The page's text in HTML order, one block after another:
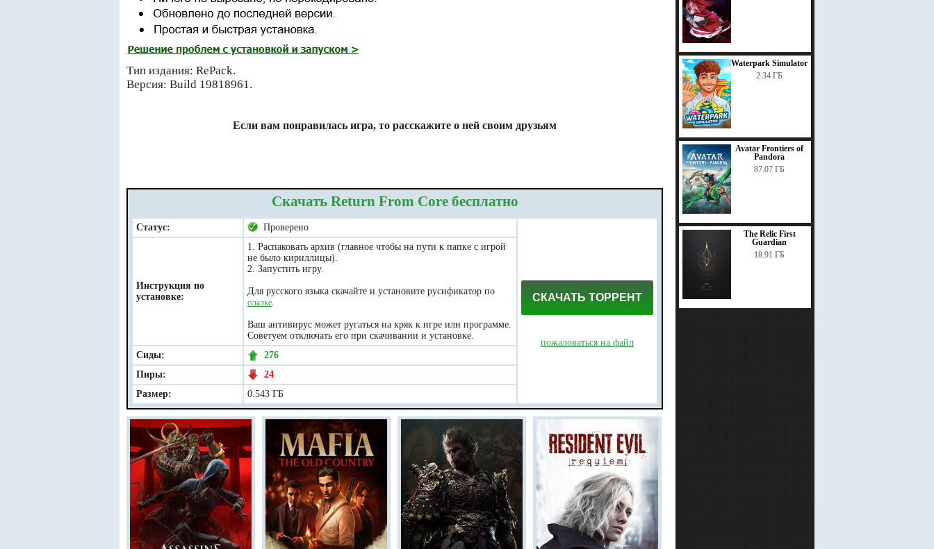
Тип издания: RePack.
Версия: Build 19818961.
Если вам понравилась игра, то расскажите о ней своим друзьям
Скачать Return From Core бесплатно
Статус: Проверено
СКАЧАТЬ ТОРРЕНТ
пожаловаться на файл
Инструкция по
установке:
1. Распаковать архив (главное чтобы на пути к папке с игрой
не было кириллицы).
2. Запустить игру.
Для русского языка скачайте и установите русификатор по
ссылке.
Ваш антивирус может ругаться на кряк к игре или программе.
Советуем отключать его при скачивании и установке.
Сиды:
276
Пиры:
24
Размер:
0.543 ГБ
Waterpark Simulator
2.34 ГБ
Avatar Frontiers of
Pandora
87.07 ГБ
The Relic First
Guardian
18.91 ГБ